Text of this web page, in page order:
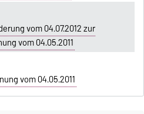
vom 04.07.2012 zur
vom 04.05.2011
vom 04.05.2011